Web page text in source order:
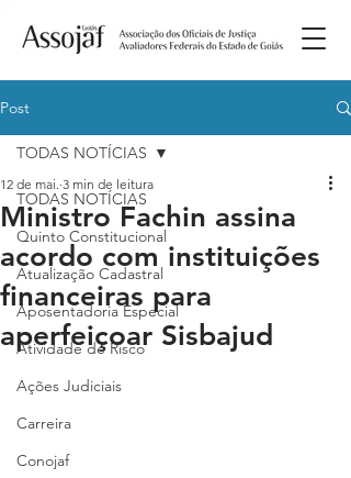
Post
TODAS NOTÍCIAS
Quinto Constitucional
Atualização Cadastral
Aposentadoria Especial
Atividade de Risco
Ações Judiciais
Carreira
Conojaf
TODAS NOTÍCIAS
Ministro Fachin assina
acordo com instituições
financeiras para
aperfeiçoar Sisbajud
12 de mai. 3 min de leitura